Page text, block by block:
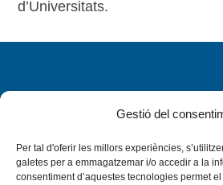
Gestió del
Per tal d'oferir les millors experiències,
galetes per a emmagatzemar i/o accedir a la
consentiment d’aquestes tecnologies permet
d’Universitats.
Facebook
X Bluesky